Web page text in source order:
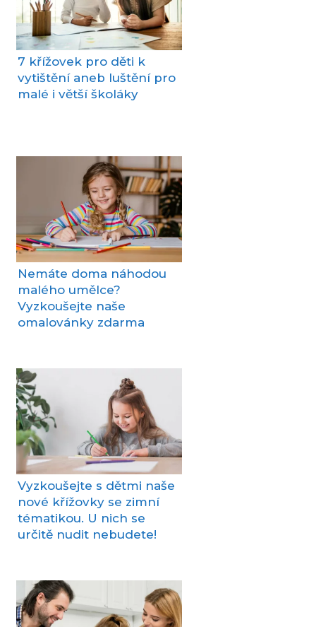
7 křížovek pro děti k
vytištění aneb luštění pro
malé i větší školáky
Nemáte doma náhodou
malého umělce?
Vyzkoušejte naše
omalovánky zdarma
Vyzkoušejte s dětmi naše
nové křížovky se zimní
tématikou. U nich se
určitě nudit nebudete!